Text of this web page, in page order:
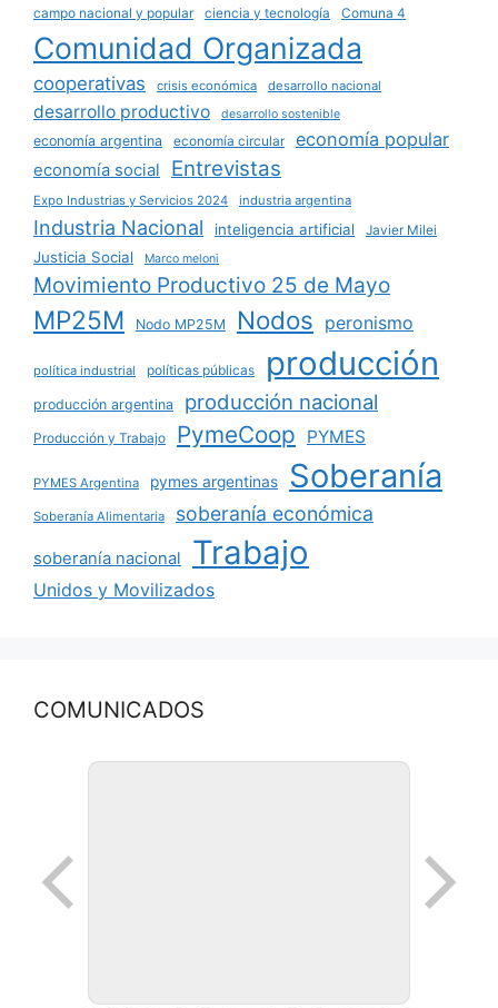
campo nacional y popular ciencia y tecnología Comuna 4
Comunidad Organizada
cooperativas crisis económica desarrollo nacional
desarrollo productivo desarrollo sostenible
economía argentina economía circular economía popular
economía social Entrevistas
Expo Industrias y Servicios 2024 industria argentina
Industria Nacional inteligencia artificial Javier Milei
Justicia Social Marco meloni
Movimiento Productivo 25 de Mayo
MP25M Nodo MP25M Nodos peronismo
política industrial políticas públicas producción
producción argentina producción nacional
Producción y Trabajo PymeCoop PYMES
PYMES Argentina pymes argentinas Soberanía
Soberanía Alimentaria soberanía económica
soberanía nacional Trabajo
Unidos y Movilizados
COMUNICADOS